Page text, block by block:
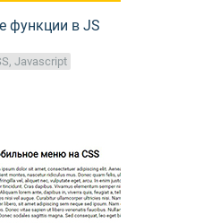
функции в JS
Javascript